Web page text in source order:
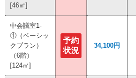
[46㎡]
中会議室1-
①（ベーシッ
クプラン）
（6階）
[124㎡]
予約
状況
34,100円
[46㎡]
中会議室1-
①（ベーシッ
クプラン）
（6階）
[124㎡]
予約
状況
34,100円